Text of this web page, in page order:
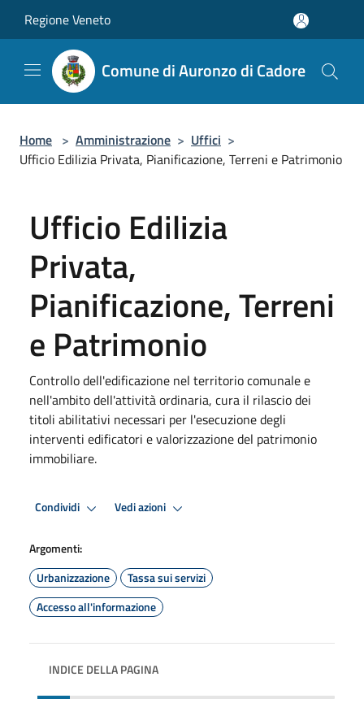
Regione Veneto
Comune di Auronzo di Cadore
Home > Amministrazione > Uffici >
Ufficio Edilizia Privata, Pianificazione, Terreni e Patrimonio
Ufficio Edilizia
Privata,
Pianificazione, Terreni
e Patrimonio
Controllo dell'edificazione nel territorio comunale e
nell'ambito dell'attività ordinaria, cura il rilascio dei
titoli abilitativi necessari per l'esecuzione degli
interventi edificatori e valorizzazione del patrimonio
immobiliare.
Condividi Vedi azioni
Argomenti:
Urbanizzazione
Tassa sui servizi
Accesso all'informazione
INDICE DELLA PAGINA